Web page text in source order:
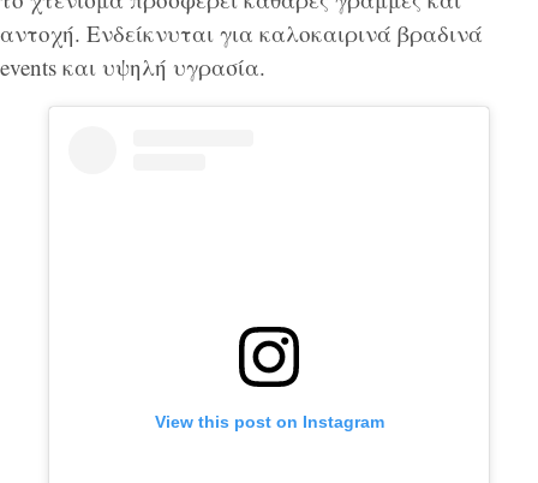
αντοχή. Ενδείκνυται για καλοκαιρινά βραδινά
events και υψηλή υγρασία.
View this post on Instagram